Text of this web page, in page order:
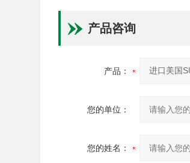
产品咨询
产品：
您的单位：
您的姓名：